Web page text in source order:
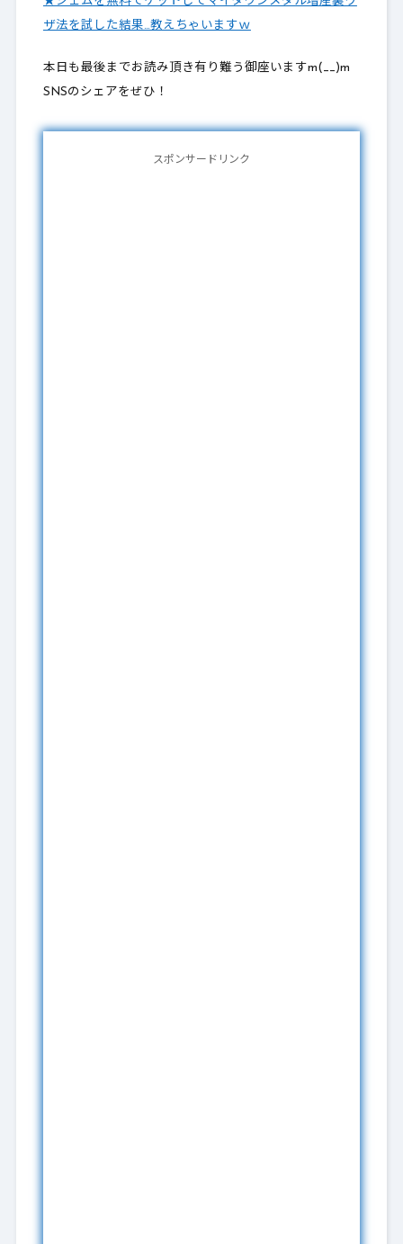
ザ法を試した結果…教えちゃいますｗ
本日も最後までお読み頂き有り難う御座いますm(__)m
SNSのシェアをぜひ！
スポンサードリンク